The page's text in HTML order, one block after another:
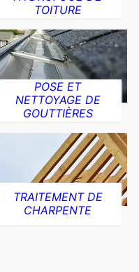
TOITURE
POSE ET
NETTOYAGE DE
GOUTTIÈRES
TRAITEMENT DE
CHARPENTE